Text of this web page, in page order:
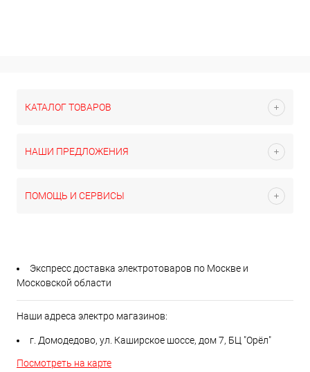
КАТАЛОГ ТОВАРОВ
НАШИ ПРЕДЛОЖЕНИЯ
ПОМОЩЬ И СЕРВИСЫ
Экспресс доставка электротоваров по Москве и
Московской области
Наши адреса электро магазинов:
г. Домодедово, ул. Каширское шоссе, дом 7, БЦ "Орёл"
Посмотреть на карте